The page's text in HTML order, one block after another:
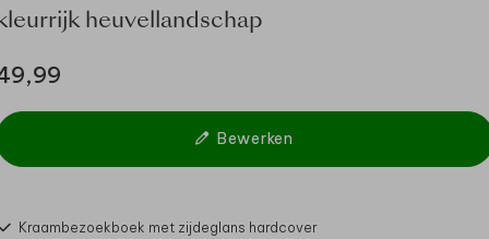
heuvellandschap
Bewerken
Kraambezoekboek met zijdeglans hardcover